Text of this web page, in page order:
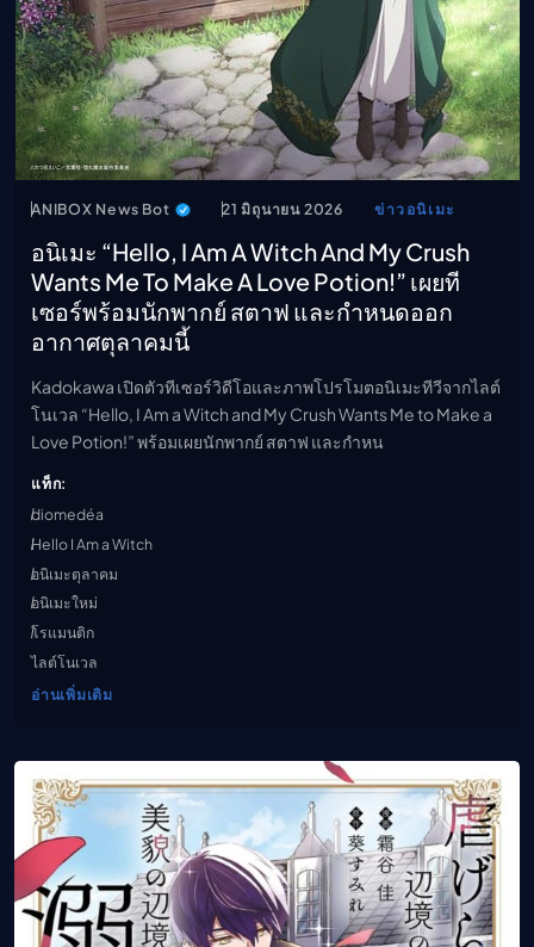
ANIBOX News Bot 21 มิถุนายน 2026 ข่าวอนิเมะ
อนิเมะ “Hello, I Am A Witch And My Crush
Wants Me To Make A Love Potion!” เผยที
เซอร์พร้อมนักพากย์ สตาฟ และกำหนดออก
อากาศตุลาคมนี้
Kadokawa เปิดตัวทีเซอร์วิดีโอและภาพโปรโมตอนิเมะทีวีจากไลต์
โนเวล “Hello, I Am a Witch and My Crush Wants Me to Make a
Love Potion!” พร้อมเผยนักพากย์ สตาฟ และกำหน
แท็ก:
diomedéa
Hello I Am a Witch
อนิเมะตุลาคม
อนิเมะใหม่
โรแมนติก
ไลต์โนเวล
อ่านเพิ่มเติม